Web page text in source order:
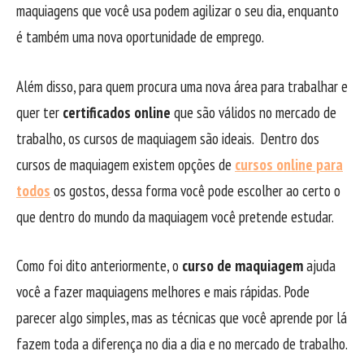
maquiagens que você usa podem agilizar o seu dia, enquanto
é também uma nova oportunidade de emprego.
Além disso, para quem procura uma nova área para trabalhar e
quer ter certificados online que são válidos no mercado de
trabalho, os cursos de maquiagem são ideais. Dentro dos
cursos de maquiagem existem opções de cursos online para
todos os gostos, dessa forma você pode escolher ao certo o
que dentro do mundo da maquiagem você pretende estudar.
Como foi dito anteriormente, o curso de maquiagemajuda
você a fazer maquiagens melhores e mais rápidas. Pode
parecer algo simples, mas as técnicas que você aprende por lá
fazem toda a diferença no dia a dia e no mercado de trabalho.